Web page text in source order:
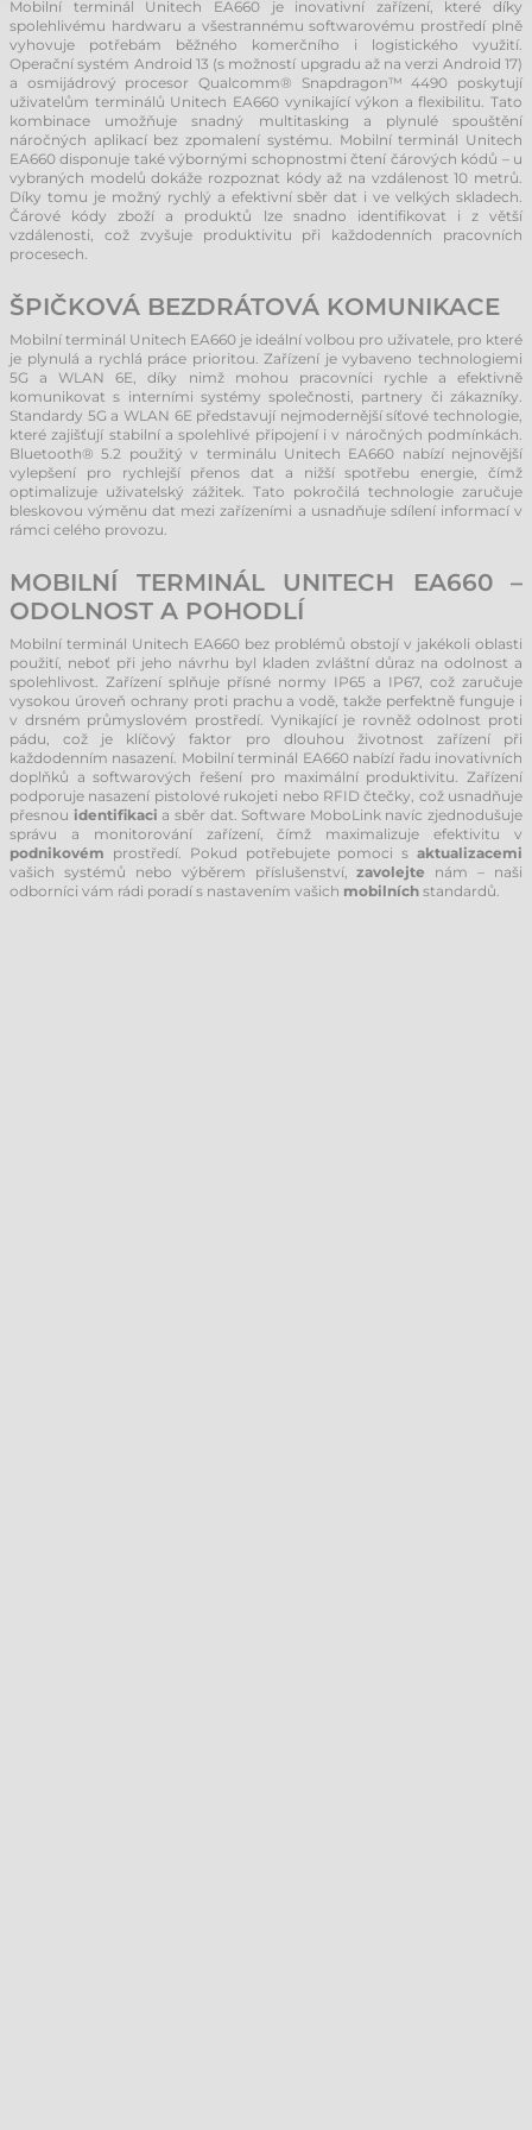
Mobilní terminál Unitech EA660 je inovativní zařízení, které díky
spolehlivému hardwaru a všestrannému softwarovému prostředí plně
vyhovuje potřebám běžného komerčního i logistického využití.
Operační systém Android 13 (s možností upgradu až na verzi Android 17)
a osmijádrový procesor Qualcomm® Snapdragon™ 4490 poskytují
uživatelům terminálů Unitech EA660 vynikající výkon a flexibilitu. Tato
kombinace umožňuje snadný multitasking a plynulé spouštění
náročných aplikací bez zpomalení systému. Mobilní terminál Unitech
EA660 disponuje také výbornými schopnostmi čtení čárových kódů – u
vybraných modelů dokáže rozpoznat kódy až na vzdálenost 10 metrů.
Díky tomu je možný rychlý a efektivní sběr dat i ve velkých skladech.
Čárové kódy zboží a produktů lze snadno identifikovat i z větší
vzdálenosti, což zvyšuje produktivitu při každodenních pracovních
procesech.
ŠPIČKOVÁ BEZDRÁTOVÁ KOMUNIKACE
Mobilní terminál Unitech EA660 je ideální volbou pro uživatele, pro které
je plynulá a rychlá práce prioritou. Zařízení je vybaveno technologiemi
5G a WLAN 6E, díky nimž mohou pracovníci rychle a efektivně
komunikovat s interními systémy společnosti, partnery či zákazníky.
Standardy 5G a WLAN 6E představují nejmodernější síťové technologie,
které zajišťují stabilní a spolehlivé připojení i v náročných podmínkách.
Bluetooth® 5.2 použitý v terminálu Unitech EA660 nabízí nejnovější
vylepšení pro rychlejší přenos dat a nižší spotřebu energie, čímž
optimalizuje uživatelský zážitek. Tato pokročilá technologie zaručuje
bleskovou výměnu dat mezi zařízeními a usnadňuje sdílení informací v
rámci celého provozu.
MOBILNÍ TERMINÁL UNITECH EA660 –
ODOLNOST A POHODLÍ
Mobilní terminál Unitech EA660 bez problémů obstojí v jakékoli oblasti
použití, neboť při jeho návrhu byl kladen zvláštní důraz na odolnost a
spolehlivost. Zařízení splňuje přísné normy IP65 a IP67, což zaručuje
vysokou úroveň ochrany proti prachu a vodě, takže perfektně funguje i
v drsném průmyslovém prostředí. Vynikající je rovněž odolnost proti
pádu, což je klíčový faktor pro dlouhou životnost zařízení při
každodenním nasazení. Mobilní terminál EA660 nabízí řadu inovativních
doplňků a softwarových řešení pro maximální produktivitu. Zařízení
podporuje nasazení pistolové rukojeti nebo RFID čtečky, což usnadňuje
přesnou identifikaci a sběr dat. Software MoboLink navíc zjednodušuje
správu a monitorování zařízení, čímž maximalizuje efektivitu v
podnikovém prostředí. Pokud potřebujete pomoci s aktualizacemi
vašich systémů nebo výběrem příslušenství,zavolejte nám – naši
odborníci vám rádi poradí s nastavením vašich mobilních standardů.